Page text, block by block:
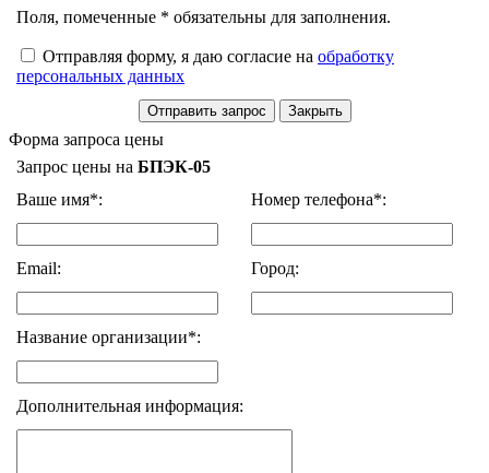
Поля, помеченные * обязательны для заполнения.
Отправляя форму, я даю согласие на обработку
персональных данных
Форма запроса цены
Запрос цены на БПЭК-05
Ваше имя*:
Номер телефона*:
Email: Город:
Название организации*:
Дополнительная информация: